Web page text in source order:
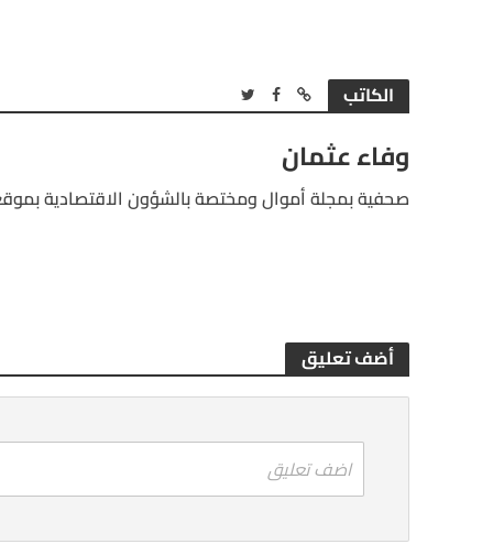
الكاتب
وفاء عثمان
صحفية بمجلة أموال ومختصة بالشؤون الاقتصادية
أضف تعليق
اضف تعليق